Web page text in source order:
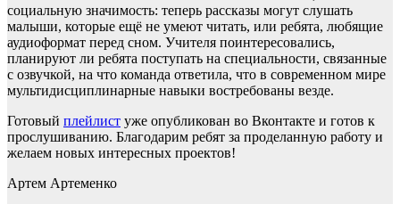
социальную значимость: теперь рассказы могут слушать
малыши, которые ещё не умеют читать, или ребята, любящие
аудиоформат перед сном. Учителя поинтересовались,
планируют ли ребята поступать на специальности, связанные
с озвучкой, на что команда ответила, что в современном мире
мультидисциплинарные навыки востребованы везде.
Готовый плейлист уже опубликован во Вконтакте и готов к
прослушиванию. Благодарим ребят за проделанную работу и
желаем новых интересных проектов!
Артем Артеменко